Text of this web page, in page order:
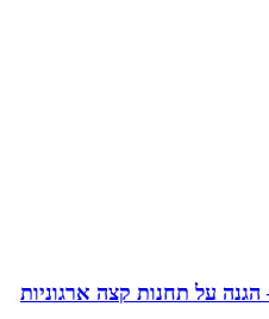
על תחנות קצה ארגוניות